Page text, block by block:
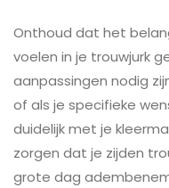
Onthoud dat het
voelen in je trouwjurk
aanpassingen nodig
of als je specifieke
duidelijk met je
zorgen dat je zijden
grote dag